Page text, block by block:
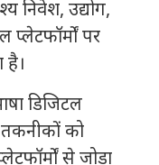
निवेश, उद्योग,
प्लेटफॉर्मों पर
है।
डिजिटल
तकनीकों को
से जोड़ा